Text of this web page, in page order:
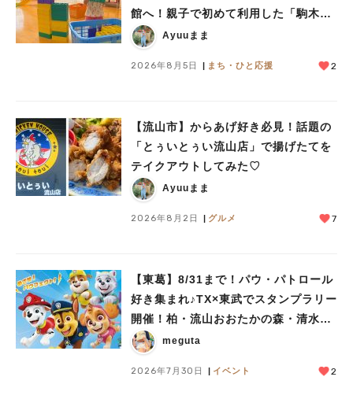
館へ！親子で初めて利用した「駒木台
児童館」レポート
Ayuuまま
2026年8月5日 まち・ひと応援 2
【流山市】からあげ好き必見！話題の
「とぅいとぅい流山店」で揚げたてを
テイクアウトしてみた♡
Ayuuまま
2026年8月2日 グルメ 7
【東葛】8/31まで！パウ・パトロール
好き集まれ♪TX×東武でスタンプラリー
開催！柏・流山おおたかの森・清水公
園など10駅を巡ろう
meguta
2026年7月30日 イベント 2